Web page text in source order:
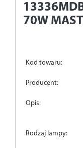
70W
Kod towaru:
Producent:
Opis:
Rodzaj lampy: